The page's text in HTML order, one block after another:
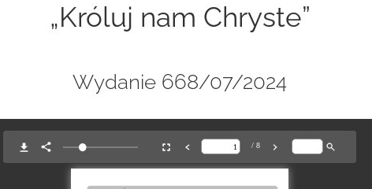
„Króluj nam Chryste”
Wydanie 668/07/2024